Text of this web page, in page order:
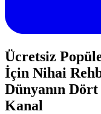
Ücretsiz
İçin Nihai
Dünyanın Dört
Kanal